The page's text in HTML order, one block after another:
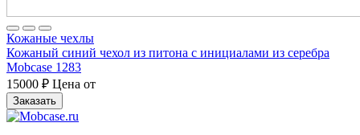
Кожаные чехлы
Кожаный синий чехол из питона с инициалами из серебра
Mobcase 1283
15000 ₽ Цена от
Заказать